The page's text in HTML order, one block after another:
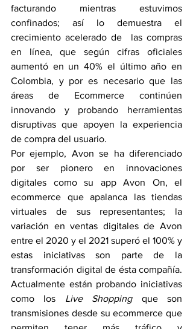
facturando mientras estuvimos
confinados; así lo demuestra el
crecimiento acelerado de  las compras
en línea, que según cifras oficiales
aumentó en un 40% el último año en
Colombia, y por es necesario que las
áreas de Ecommerce continúen
innovando y probando herramientas
disruptivas que apoyen la experiencia
de compra del usuario.
Por ejemplo, Avon se ha diferenciado
por ser pionero en innovaciones
digitales como su app Avon On, el
ecommerce que apalanca las tiendas
virtuales de sus representantes; la
variación en ventas digitales de Avon
entre el 2020 y el 2021 superó el 100% y
estas iniciativas son parte de la
transformación digital de ésta compañía.
Actualmente están probando iniciativas
como los Live Shopping que son
transmisiones desde su ecommerce que